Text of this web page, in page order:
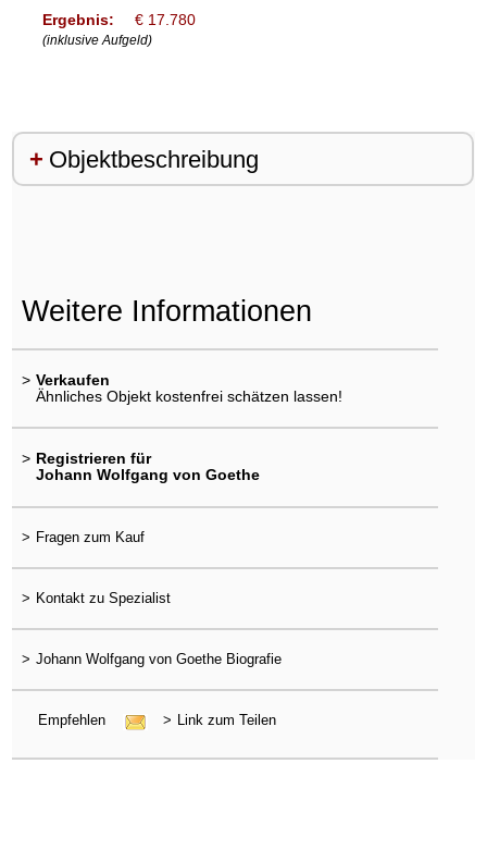
Ergebnis:
€ 17.780
(inklusive Aufgeld)
Objektbeschreibung
Weitere Informationen
> Verkaufen
Ähnliches Objekt kostenfrei schätzen lassen!
> Registrieren für
Johann Wolfgang von Goethe
> Fragen zum Kauf
> Kontakt zu Spezialist
> Johann Wolfgang von Goethe Biografie
Empfehlen > Link zum Teilen